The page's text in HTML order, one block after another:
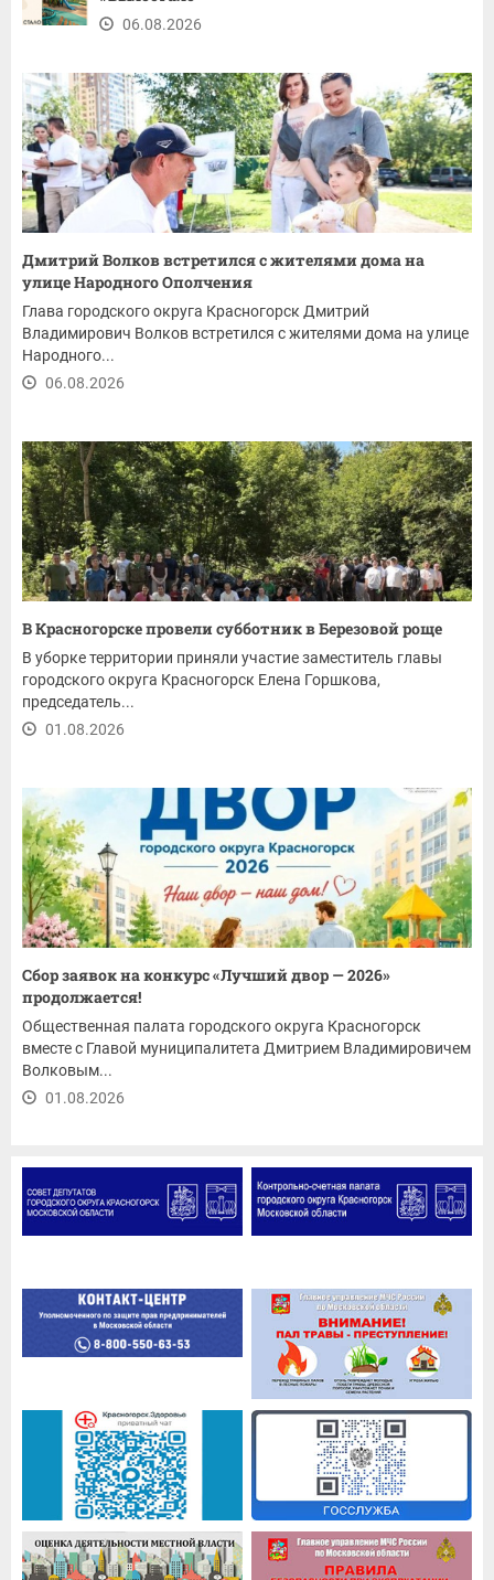
06.08.2026
Дмитрий Волков встретился с жителями дома на
улице Народного Ополчения
Глава городского округа Красногорск Дмитрий
Владимирович Волков встретился с жителями дома на улице
Народного...
06.08.2026
В Красногорске провели субботник в Березовой роще
В уборке территории приняли участие заместитель главы
городского округа Красногорск Елена Горшкова,
председатель...
01.08.2026
Сбор заявок на конкурс «Лучший двор — 2026»
продолжается!
Общественная палата городского округа Красногорск
вместе с Главой муниципалитета Дмитрием Владимировичем
Волковым...
01.08.2026